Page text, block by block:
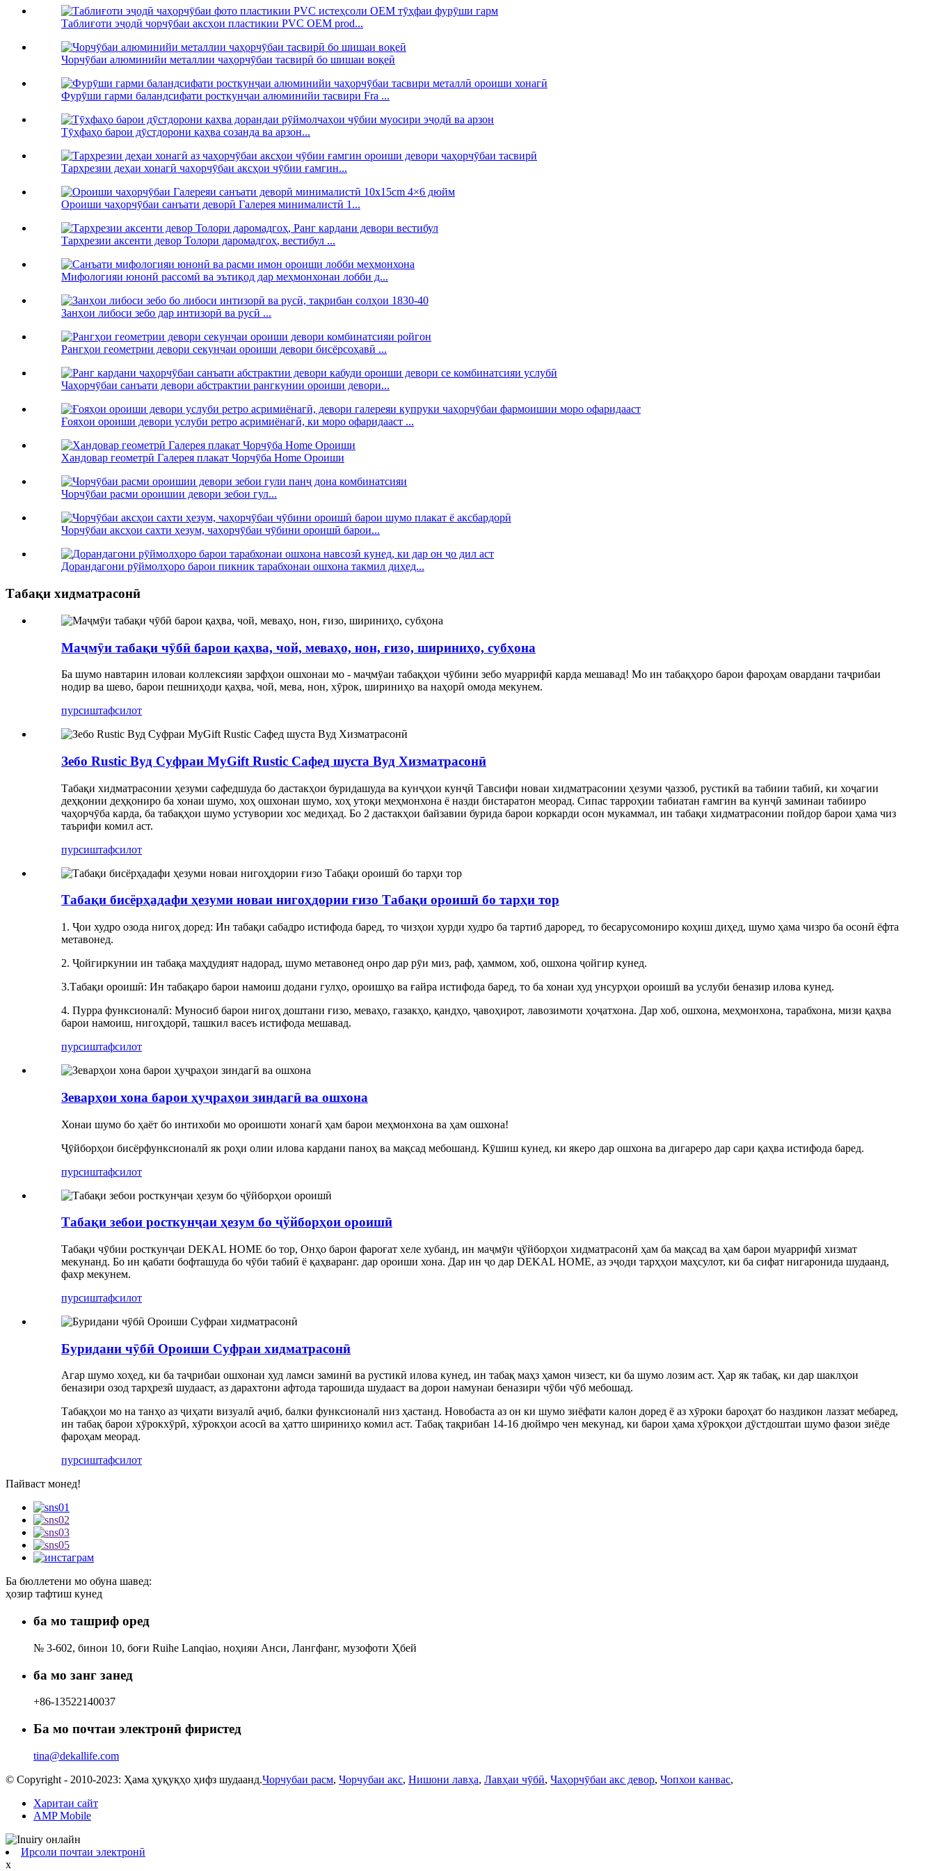
Таблиғоти эҷодӣ чорчӯбаи аксҳои пластикии PVC OEM prod...
Чорчӯбаи алюминийи металлии чаҳорчӯбаи тасвирӣ бо шишаи воқеӣ
Фурӯши гарми баландсифати росткунҷаи алюминийи тасвири Fra ...
Тӯҳфаҳо барои дӯстдорони қаҳва созанда ва арзон...
Тарҳрезии деҳаи хонагӣ чаҳорчӯбаи аксҳои чӯбии ғамгин...
Ороиши чаҳорчӯбаи санъати деворӣ Галерея минималистӣ 1...
Тарҳрезии аксенти девор Толори даромадгоҳ, вестибул ...
Мифологияи юнонӣ рассомӣ ва эътиқод дар меҳмонхонаи лобби д...
Занҳои либоси зебо дар интизорӣ ва русӣ ...
Рангҳои геометрии девори секунҷаи ороиши девори бисёрсоҳавӣ ...
Чаҳорчӯбаи санъати девори абстрактии рангкунии ороиши девори...
Ғояҳои ороиши девори услуби ретро асримиёнагӣ, ки моро офаридааст ...
Хандовар геометрӣ Галерея плакат Чорчӯба Home Ороиши
Чорчӯбаи расми ороишии девори зебои гул...
Чорчӯбаи аксҳои сахти ҳезум, чаҳорчӯбаи чӯбини ороишӣ барои...
Дорандагони рӯймолҳоро барои пикник тарабхонаи ошхона такмил диҳед...
Табақи хидматрасонӣ
Маҷмӯи табақи чӯбӣ барои қаҳва, чой, меваҳо, нон, ғизо, шириниҳо, субҳона
Ба шумо навтарин иловаи коллексияи зарфҳои ошхонаи мо - маҷмӯаи табақҳои чӯбини зебо муаррифӣ карда мешавад! Мо ин табақҳоро барои фароҳам овардани таҷрибаи
нодир ва шево, барои пешниҳоди қаҳва, чой, мева, нон, хӯрок, шириниҳо ва наҳорӣ омода мекунем.
пурсиштафсилот
Зебо Rustic Вуд Суфраи MyGift Rustic Сафед шуста Вуд Хизматрасонӣ
Табақи хидматрасонии ҳезуми сафедшуда бо дастакҳои буридашуда ва кунҷҳои кунҷӣ Тавсифи новаи хидматрасонии ҳезуми ҷаззоб, рустикӣ ва табиии табиӣ, ки хоҷагии
деҳқонии деҳқониро ба хонаи шумо, хоҳ ошхонаи шумо, хоҳ утоқи меҳмонхона ё назди бистаратон меорад. Сипас тарроҳии табиатан ғамгин ва кунҷӣ заминаи табииро
чаҳорчӯба карда, ба табақҳои шумо устувории хос медиҳад. Бо 2 дастакҳои байзавии бурида барои коркарди осон мукаммал, ин табақи хидматрасонии пойдор барои ҳама чиз
таърифи комил аст.
пурсиштафсилот
Табақи бисёрҳадафи ҳезуми новаи нигоҳдории ғизо Табақи ороишӣ бо тарҳи тор
1. Ҷои худро озода нигоҳ доред: Ин табақи сабадро истифода баред, то чизҳои хурди худро ба тартиб дароред, то бесарусомониро коҳиш диҳед, шумо ҳама чизро ба осонӣ ёфта
метавонед.
2. Ҷойгиркунии ин табақа маҳдудият надорад, шумо метавонед онро дар рӯи миз, раф, ҳаммом, хоб, ошхона ҷойгир кунед.
3.Табақи ороишӣ: Ин табақаро барои намоиш додани гулҳо, ороишҳо ва ғайра истифода баред, то ба хонаи худ унсурҳои ороишӣ ва услуби беназир илова кунед.
4. Пурра функсионалӣ: Муносиб барои нигоҳ доштани ғизо, меваҳо, газакҳо, қандҳо, ҷавоҳирот, лавозимоти ҳоҷатхона. Дар хоб, ошхона, меҳмонхона, тарабхона, мизи қаҳва
барои намоиш, нигоҳдорӣ, ташкил васеъ истифода мешавад.
пурсиштафсилот
Зеварҳои хона барои ҳуҷраҳои зиндагӣ ва ошхона
Хонаи шумо бо ҳаёт бо интихоби мо ороишоти хонагӣ ҳам барои меҳмонхона ва ҳам ошхона!
Ҷӯйборҳои бисёрфунксионалӣ як роҳи олии илова кардани паноҳ ва мақсад мебошанд. Кӯшиш кунед, ки якеро дар ошхона ва дигареро дар сари қаҳва истифода баред.
пурсиштафсилот
Табақи зебои росткунҷаи ҳезум бо ҷўйборҳои ороишӣ
Табақи чӯбии росткунҷаи DEKAL HOME бо тор, Онҳо барои фароғат хеле хубанд, ин маҷмӯи ҷўйборҳои хидматрасонӣ ҳам ба мақсад ва ҳам барои муаррифӣ хизмат
мекунанд. Бо ин қабати бофташуда бо чӯби табиӣ ё қаҳваранг. дар ороиши хона. Дар ин ҷо дар DEKAL HOME, аз эҷоди тарҳҳои маҳсулот, ки ба сифат нигаронида шудаанд,
фахр мекунем.
пурсиштафсилот
Буридани чӯбӣ Ороиши Суфраи хидматрасонӣ
Агар шумо хоҳед, ки ба таҷрибаи ошхонаи худ ламси заминӣ ва рустикӣ илова кунед, ин табақ маҳз ҳамон чизест, ки ба шумо лозим аст. Ҳар як табақ, ки дар шаклҳои
беназири озод тарҳрезӣ шудааст, аз дарахтони афтода тарошида шудааст ва дорои намунаи беназири чӯби чӯб мебошад.
Табақҳои мо на танҳо аз ҷиҳати визуалӣ аҷиб, балки функсионалӣ низ ҳастанд. Новобаста аз он ки шумо зиёфати калон доред ё аз хӯроки бароҳат бо наздикон лаззат мебаред,
ин табақ барои хӯрокхӯрӣ, хӯрокҳои асосӣ ва ҳатто шириниҳо комил аст. Табақ тақрибан 14-16 дюймро чен мекунад, ки барои ҳама хӯрокҳои дӯстдоштаи шумо фазои зиёде
фароҳам меорад.
пурсиштафсилот
Пайваст монед!
Ба бюллетени мо обуна шавед:
ҳозир тафтиш кунед
ба мо ташриф оред
№ 3-602, бинои 10, боғи Ruihe Lanqiao, ноҳияи Анси, Лангфанг, музофоти Ҳбей
ба мо занг занед
+86-13522140037
Ба мо почтаи электронӣ фиристед
tina@dekallife.com
© Copyright - 2010-2023: Ҳама ҳуқуқҳо ҳифз шудаанд.Чорчубаи расм, Чорчубаи акс, Нишони лавҳа, Лавҳаи чӯбӣ, Чаҳорчӯбаи акс девор, Чопхои канвас,
Харитаи сайт
AMP Mobile
Ирсоли почтаи электронӣ
x